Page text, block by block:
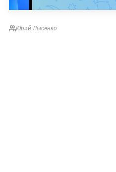
Юрий Лысенко